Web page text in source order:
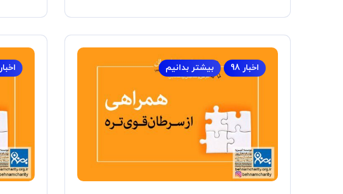
اخبار 98 بیشتر بدانیم اخبار 98